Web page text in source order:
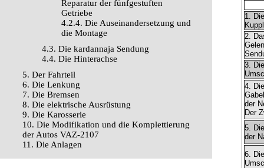
Reparatur der fünfgestuften
Getriebe
4.2.4. Die Auseinandersetzung und
die Montage
4.3. Die kardannaja Sendung
4.4. Die Hinterachse
5. Der Fahrteil
6. Die Lenkung
7. Die Bremsen
8. Die elektrische Ausrüstung
9. Die Karosserie
10. Die Modifikation und die Komplettierung
der Autos VAZ-2107
11. Die Anlagen
1.
2.
3.
4.
der
Der
5.
der
6.